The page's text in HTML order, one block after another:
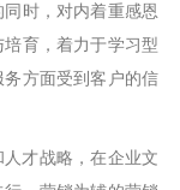
时，对内着重感恩
育，着力于学习型
方面受到客户的信
才战略，在企业文